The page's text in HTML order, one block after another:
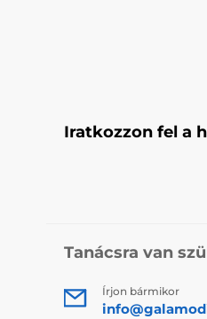
Iratkozzon fel a
Tanácsra van
Írjon bármikor